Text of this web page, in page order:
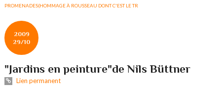
PROMENADES(HOMMAGE À ROUSSEAU DONT C'EST LE TR
2009
29/10
"Jardins en peinture"de Nils Büttner
Lien permanent